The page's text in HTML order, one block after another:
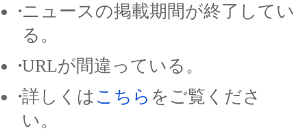
ニュースの掲載期間が終了してい
る。
URLが間違っている。
詳しくは こちら をご覧くださ
い。